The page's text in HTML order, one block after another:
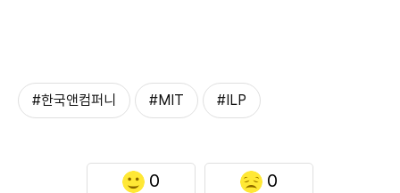
#한국앤컴퍼니 #MIT #ILP
0 0